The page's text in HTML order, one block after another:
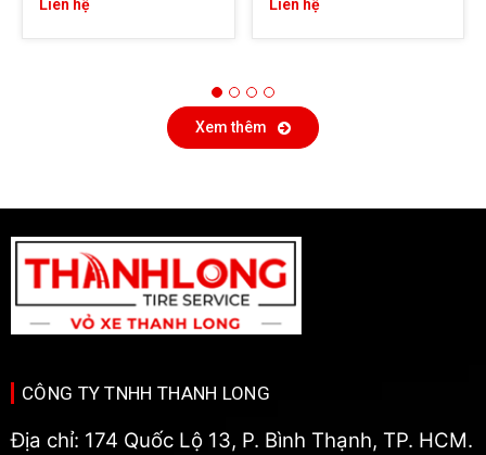
Liên hệ
Liên hệ
Xem thêm
CÔNG TY TNHH THANH LONG
Địa chỉ: 174 Quốc Lộ 13, P. Bình Thạnh, TP. HCM.